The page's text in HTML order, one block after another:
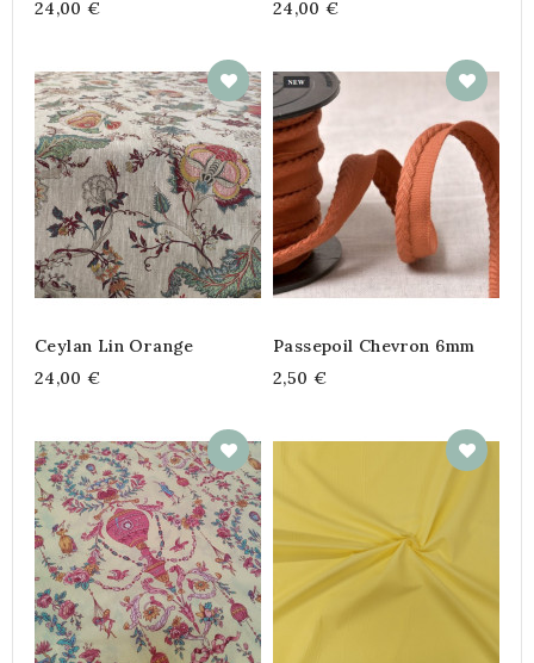
24,00 €
24,00 €
Ceylan Lin Orange
24,00 €
Passepoil Chevron 6mm
2,50 €